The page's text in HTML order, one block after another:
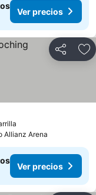
Ver precios
Compartir
Allianz Arena
Ver precios